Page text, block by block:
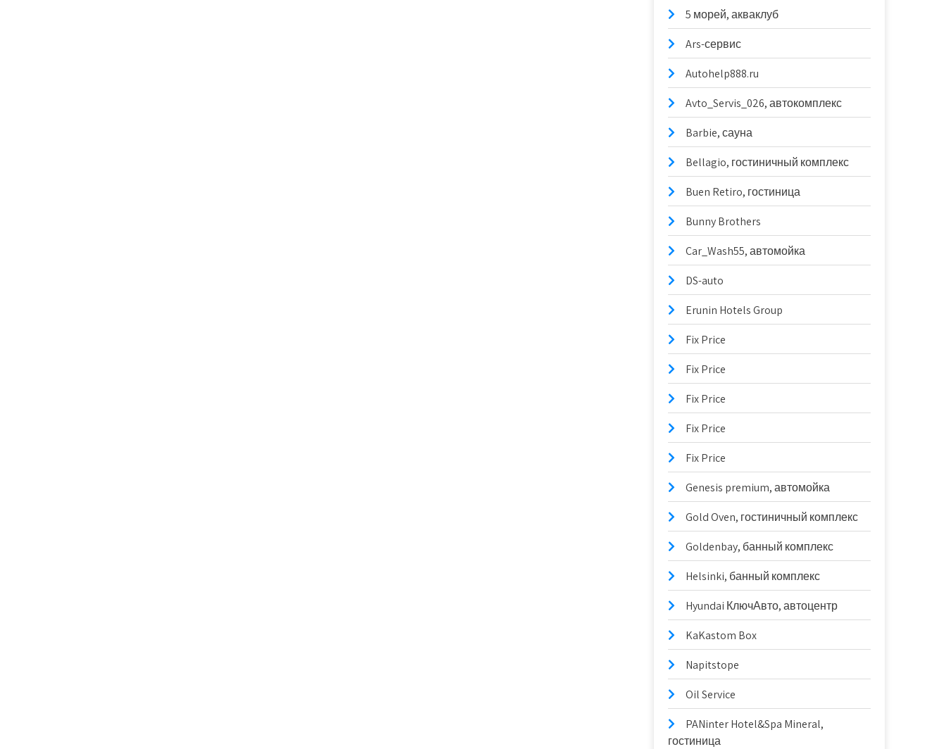
5 морей, акваклуб
Ars-сервис
Autohelp888.ru
Avto_Servis_026, автокомплекс
Barbie, сауна
Bellagio, гостиничный комплекс
Buen Retiro, гостиница
Bunny Brothers
Car_Wash55, автомойка
DS-auto
Erunin Hotels Group
Fix Price
Fix Price
Fix Price
Fix Price
Fix Price
Genesis premium, автомойка
Gold Oven, гостиничный комплекс
Goldenbay, банный комплекс
Helsinki, банный комплекс
Hyundai КлючАвто, автоцентр
KaKastom Box
Napitstope
Oil Service
PANinter Hotel&Spa Mineral,
гостиница